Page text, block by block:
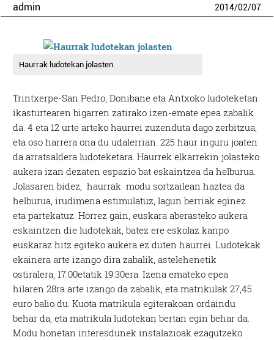
admin 2014/02/07
Haurrak ludotekan jolasten
Trintxerpe-San Pedro, Donibane eta Antxoko ludoteketan
ikasturtearen bigarren zatirako izen-emate epea zabalik
da. 4 eta 12 urte arteko haurrei zuzenduta dago zerbitzua,
eta oso harrera ona du udalerrian. 225 haur inguru joaten
da arratsaldera ludoteketara. Haurrek elkarrekin jolasteko
aukera izan dezaten espazio bat eskaintzea da helburua.
Jolasaren bidez, haurrak modu sortzailean haztea da
helburua, irudimena estimulatuz, lagun berriak eginez
eta partekatuz. Horrez gain, euskara aberasteko aukera
eskaintzen die ludotekak, batez ere eskolaz kanpo
euskaraz hitz egiteko aukera ez duten haurrei. Ludotekak
ekainera arte izango dira zabalik, astelehenetik
ostiralera, 17:00etatik 19:30era. Izena emateko epea
hilaren 28ra arte izango da zabalik, eta matrikulak 27,45
euro balio du. Kuota matrikula egiterakoan ordaindu
behar da, eta matrikula ludotekan bertan egin behar da.
Modu honetan interesdunek instalazioak ezagutzeko